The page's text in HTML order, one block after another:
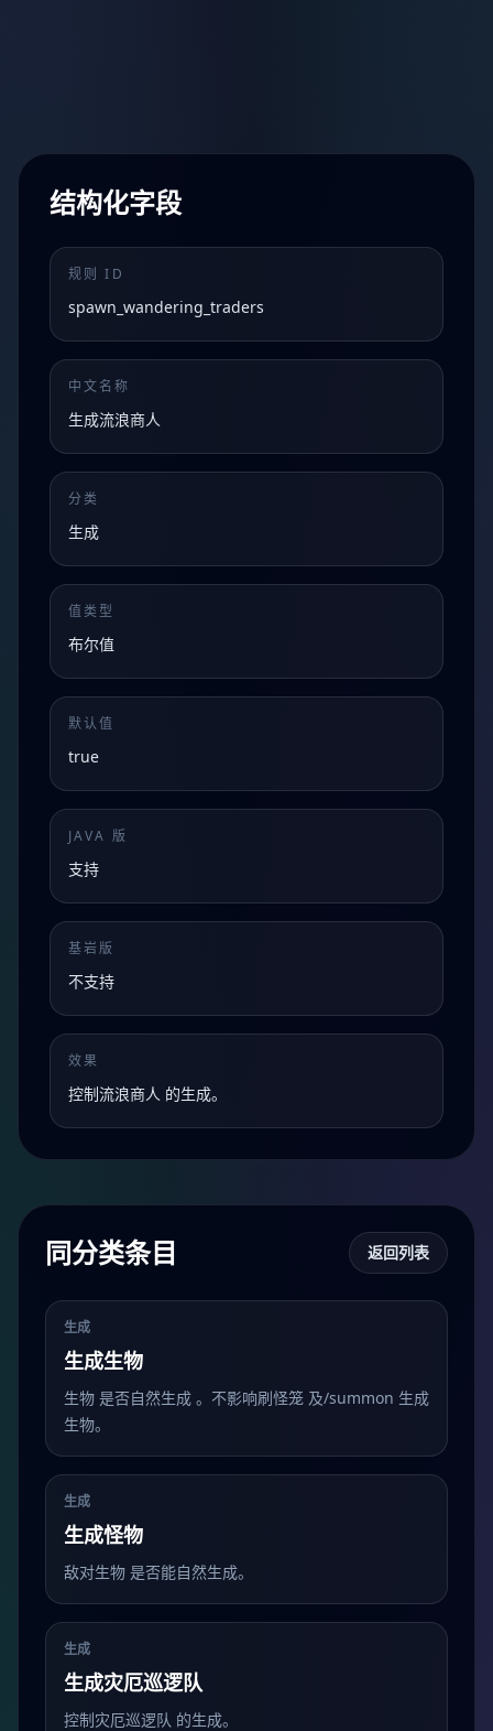
结构化字段
规则 ID
spawn_wandering_traders
中文名称
生成流浪商人
分类
生成
值类型
布尔值
默认值
true
JAVA 版
支持
基岩版
不支持
效果
控制流浪商人 的生成。
同分类条目 返回列表
生成
生成生物
生物 是否自然生成 。不影响刷怪笼 及/summon 生成
生物。
生成
生成怪物
敌对生物 是否能自然生成。
生成
生成灾厄巡逻队
控制灾厄巡逻队 的生成。